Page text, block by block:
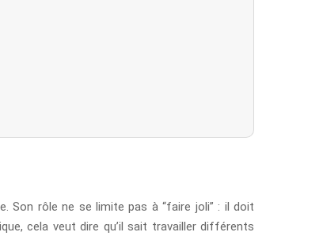
Son rôle ne se limite pas à “faire joli” : il doit
cela veut dire qu’il sait travailler différents